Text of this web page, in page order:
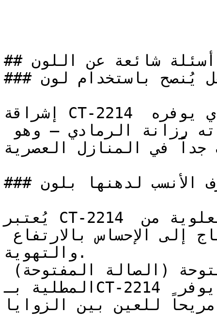
## أسئلة شائعة عن اللون
### هل يُنصح باستخدام لون CT-2214 لطلاء المنازل؟
إشراقة CT-2214 تحافظ على اتساع المكان الذي يوفره
جداً في المنازل العصرية.
### ما هي الغرف الأنسب لدهنها بلون CT-2214؟
يُعتبر CT-2214 ممتازاً للأسقف والأجزاء العلوية من
والتهوية.
المطلية بـCT-2214 تكتسب جواً أنيقاً ومرتباً يوفر
مريحاً للعين بين الزوايا.